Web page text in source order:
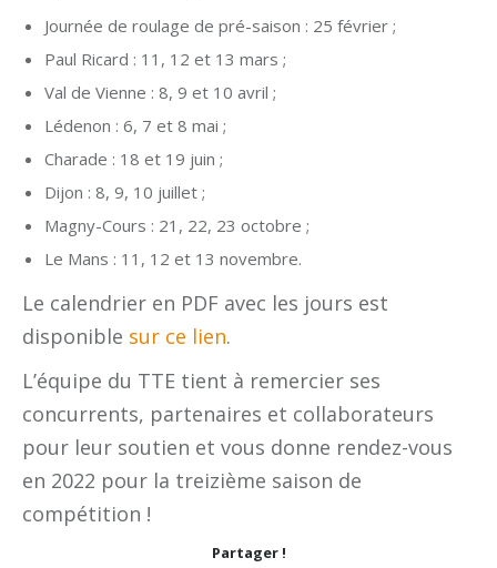
Journée de roulage de pré-saison : 25 février ;
Paul Ricard : 11, 12 et 13 mars ;
Val de Vienne : 8, 9 et 10 avril ;
Lédenon : 6, 7 et 8 mai ;
Charade : 18 et 19 juin ;
Dijon : 8, 9, 10 juillet ;
Magny-Cours : 21, 22, 23 octobre ;
Le Mans : 11, 12 et 13 novembre.
Le calendrier en PDF avec les jours est
disponible sur ce lien.
L’équipe du TTE tient à remercier ses
concurrents, partenaires et collaborateurs
pour leur soutien et vous donne rendez-vous
en 2022 pour la treizième saison de
compétition !
Partager !